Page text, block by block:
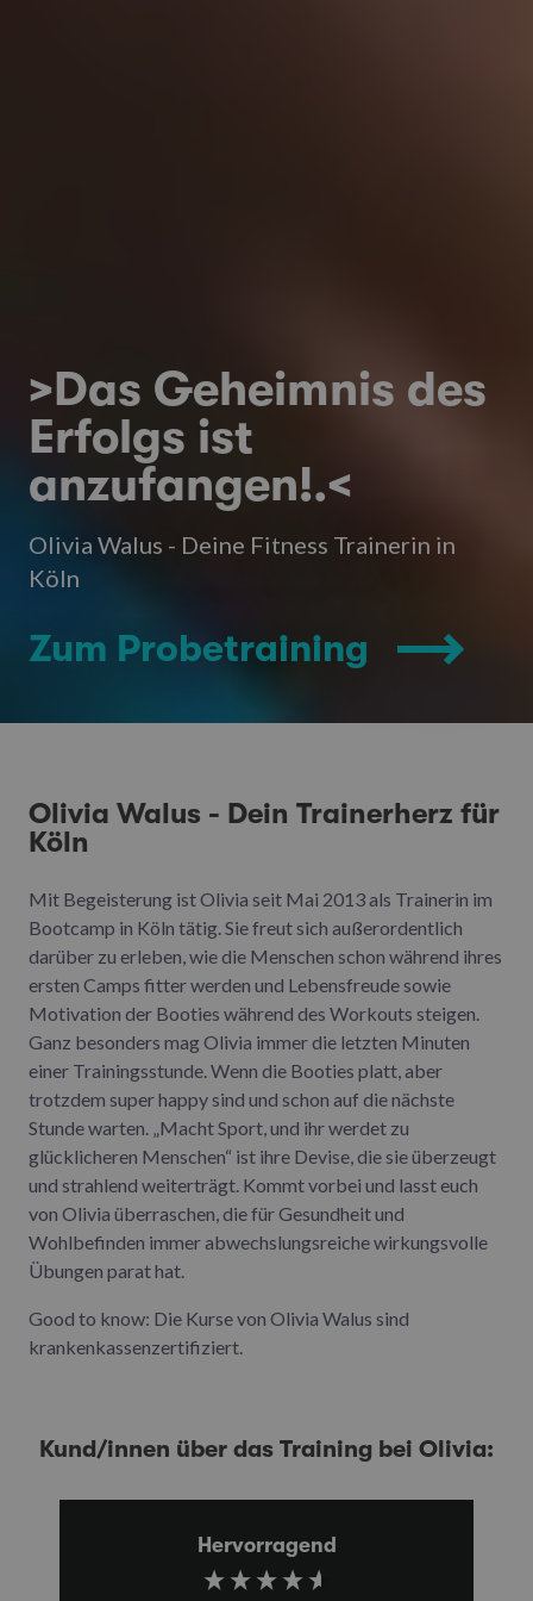
>Das Geheimnis des
Erfolgs ist
anzufangen!.<
Olivia Walus - Deine Fitness Trainerin in
Köln
Zum Probetraining
Olivia Walus - Dein Trainerherz für
Köln
Mit Begeisterung ist Olivia seit Mai 2013 als Trainerin im
Bootcamp in Köln tätig. Sie freut sich außerordentlich
darüber zu erleben, wie die Menschen schon während ihres
ersten Camps fitter werden und Lebensfreude sowie
Motivation der Booties während des Workouts steigen.
Ganz besonders mag Olivia immer die letzten Minuten
einer Trainingsstunde. Wenn die Booties platt, aber
trotzdem super happy sind und schon auf die nächste
Stunde warten. „Macht Sport, und ihr werdet zu
glücklicheren Menschen“ ist ihre Devise, die sie überzeugt
und strahlend weiterträgt. Kommt vorbei und lasst euch
von Olivia überraschen, die für Gesundheit und
Wohlbefinden immer abwechslungsreiche wirkungsvolle
Übungen parat hat.
Good to know: Die Kurse von Olivia Walus sind
krankenkassenzertifiziert.
Kund/innen über das Training bei Olivia:
Hervorragend